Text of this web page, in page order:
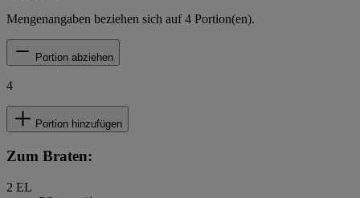
Mengenangaben beziehen sich auf4 Portion(en).
Portion abziehen
4
Portion hinzufügen
Zum Braten:
2 EL